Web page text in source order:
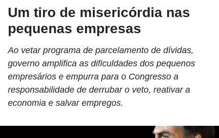
Um tiro de misericórdia nas
pequenas empresas
Ao vetar programa de parcelamento de dívidas,
governo amplifica as dificuldades dos pequenos
empresários e empurra para o Congresso a
responsabilidade de derrubar o veto, reativar a
economia e salvar empregos.